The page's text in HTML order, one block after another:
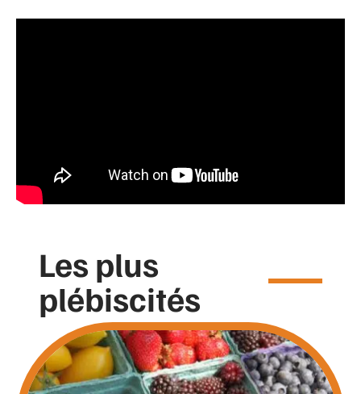
Les plus
plébiscités